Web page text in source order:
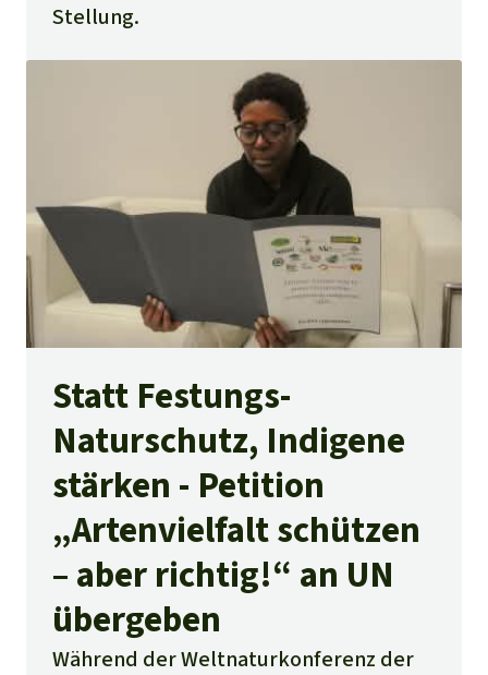
Stellung.
Statt Festungs-
Naturschutz, Indigene
stärken - Petition
„Artenvielfalt schützen
– aber richtig!“ an UN
übergeben
Während der Weltnaturkonferenz der